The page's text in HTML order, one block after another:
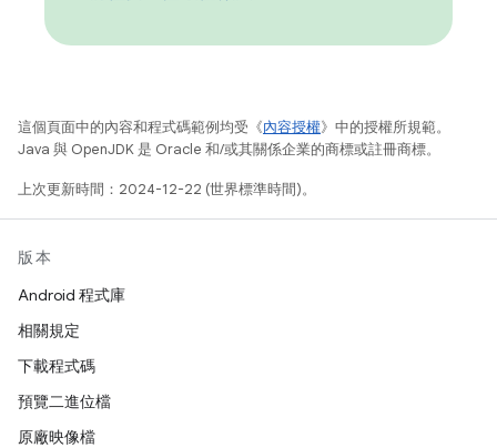
這個頁面中的內容和程式碼範例均受《內容授權》中的授權所規範。
Java 與 OpenJDK 是 Oracle 和/或其關係企業的商標或註冊商標。
上次更新時間：2024-12-22 (世界標準時間)。
版本
Android 程式庫
相關規定
下載程式碼
預覽二進位檔
原廠映像檔